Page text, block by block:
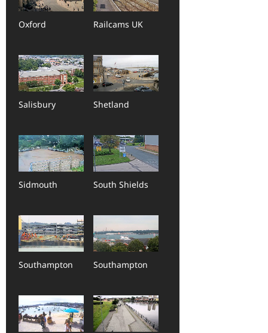
Oxford Railcams UK
Salisbury Shetland
Sidmouth South Shields
Southampton Southampton